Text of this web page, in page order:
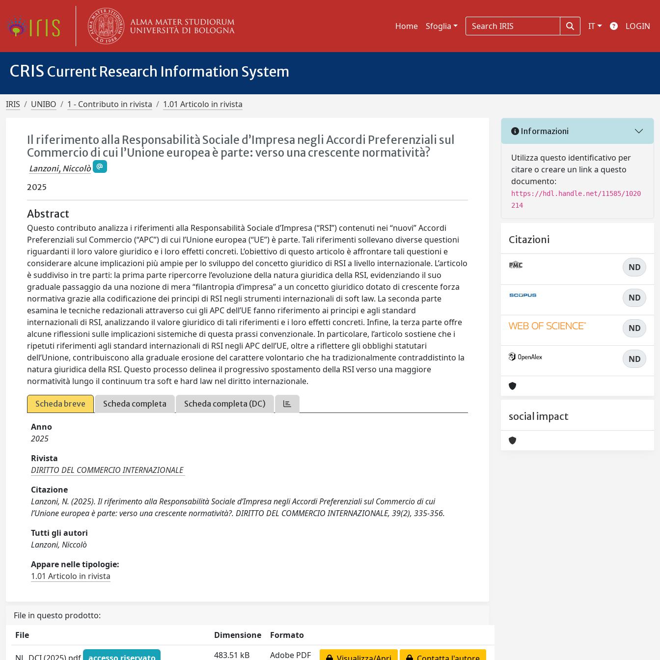
Home Sfoglia IT LOGIN
CRIS Current Research Information System
IRIS UNIBO 1 - Contributo in rivista 1.01 Articolo in rivista
Il riferimento alla Responsabilità Sociale d’Impresa negli Accordi Preferenziali sul
Commercio di cui l’Unione europea è parte: verso una crescente normatività?
Lanzoni, Niccolò
2025
Abstract
Questo contributo analizza i riferimenti alla Responsabilità Sociale d’Impresa (“RSI”) contenuti nei “nuovi” Accordi
Preferenziali sul Commercio (“APC”) di cui l’Unione europea (“UE”) è parte. Tali riferimenti sollevano diverse questioni
riguardanti il loro valore giuridico e i loro effetti concreti. L’obiettivo di questo articolo è affrontare tali questioni e
considerare alcune implicazioni più ampie per lo sviluppo del concetto giuridico di RSI a livello internazionale. L’articolo
è suddiviso in tre parti: la prima parte ripercorre l’evoluzione della natura giuridica della RSI, evidenziando il suo
graduale passaggio da una nozione di mera “filantropia d’impresa” a un concetto giuridico dotato di crescente forza
normativa grazie alla codificazione dei principi di RSI negli strumenti internazionali di soft law. La seconda parte
esamina le tecniche redazionali attraverso cui gli APC dell’UE fanno riferimento ai principi e agli standard
internazionali di RSI, analizzando il valore giuridico di tali riferimenti e i loro effetti concreti. Infine, la terza parte offre
alcune riflessioni sulle implicazioni sistemiche di questa prassi convenzionale. In particolare, l’articolo sostiene che i
ripetuti riferimenti agli standard internazionali di RSI negli APC dell’UE, oltre a riflettere gli obblighi statutari
dell’Unione, contribuiscono alla graduale erosione del carattere volontario che ha tradizionalmente contraddistinto la
natura giuridica della RSI. Questo processo delinea il progressivo spostamento della RSI verso una maggiore
normatività lungo il continuum tra soft e hard law nel diritto internazionale.
Scheda breve Scheda completa Scheda completa (DC)
Anno
2025
Rivista
DIRITTO DEL COMMERCIO INTERNAZIONALE
Citazione
Lanzoni, N. (2025). Il riferimento alla Responsabilità Sociale d’Impresa negli Accordi Preferenziali sul Commercio di cui
l’Unione europea è parte: verso una crescente normatività?. DIRITTO DEL COMMERCIO INTERNAZIONALE, 39(2), 335-356.
Tutti gli autori
Lanzoni, Niccolò
Appare nelle tipologie:
1.01 Articolo in rivista
File in questo prodotto:
File
Dimensione Formato
483.51 kB Adobe PDF
Informazioni
Utilizza questo identificativo per
citare o creare un link a questo
documento:
https://hdl.handle.net/11585/1020
214
Citazioni
ND
ND
ND
ND
social impact